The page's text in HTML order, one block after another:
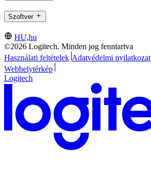
Szoftver
HU,hu
©2026 Logitech. Minden jog fenntartva
Használati feltételek Adatvédelmi nyilatkozat
Webhelytérkép
Logitech